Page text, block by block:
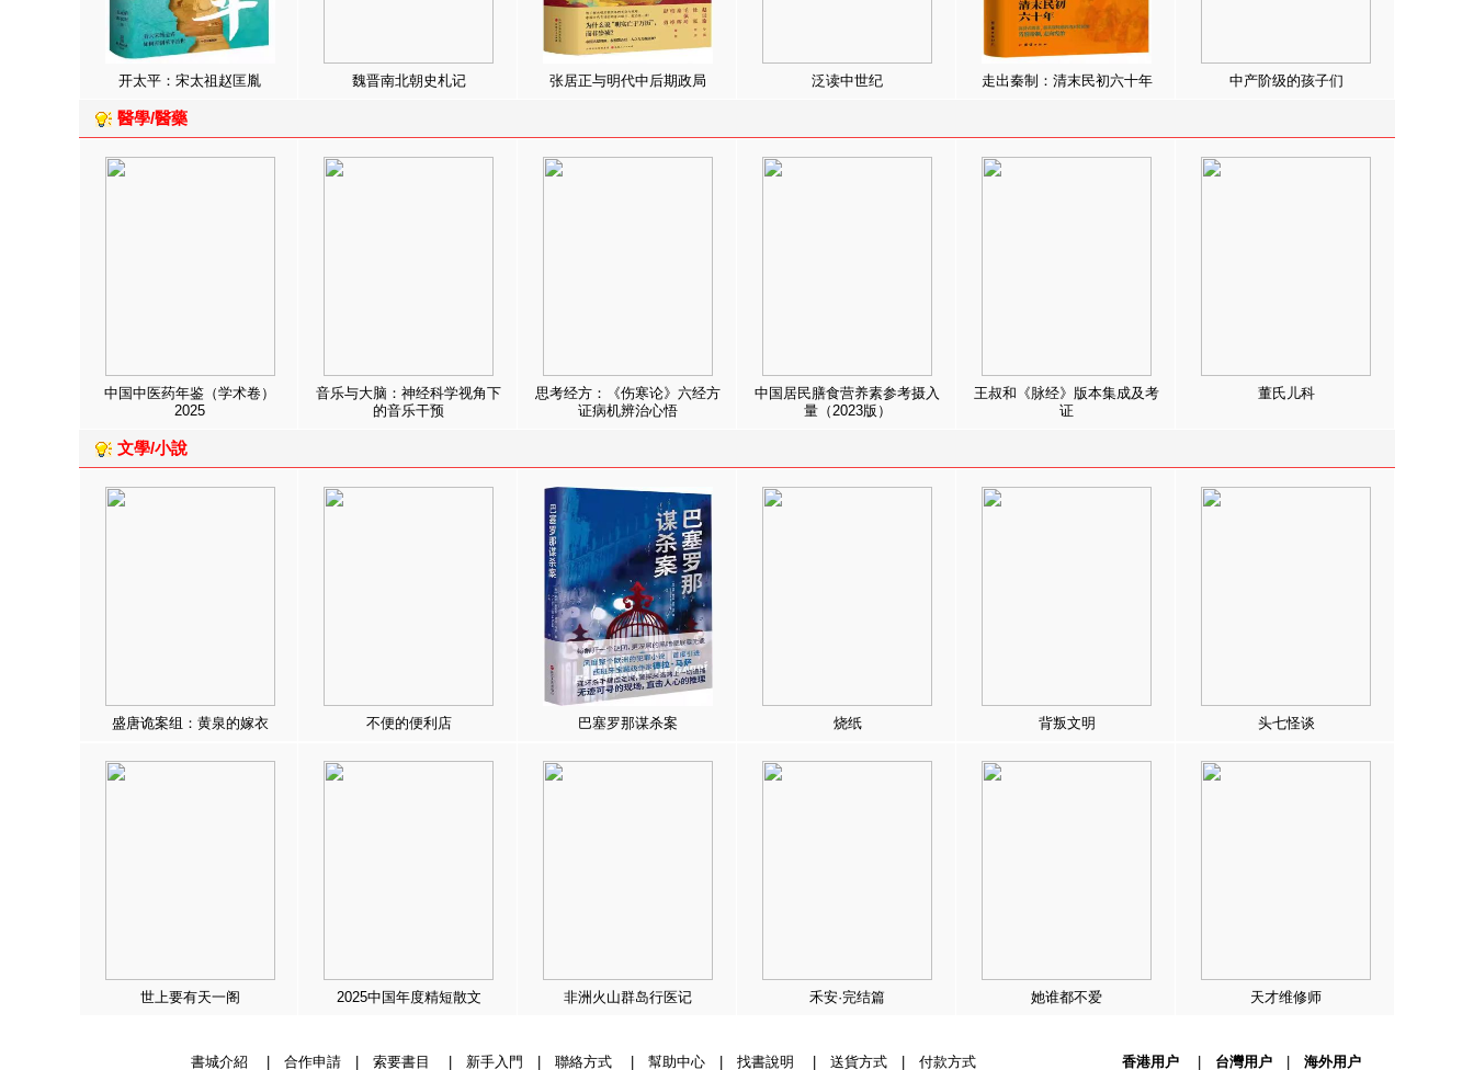
开太平：宋太祖赵匡胤 魏晋南北朝史札记 张居正与明代中后期政局 泛读中世纪 走出秦制：清末民初六十年 中产阶级的孩子们
醫學/醫藥
中国中医药年鉴（学术卷）
2025
音乐与大脑：神经科学视角下
的音乐干预
思考经方：《伤寒论》六经方
证病机辨治心悟
中国居民膳食营养素参考摄入
量（2023版）
王叔和《脉经》版本集成及考
证
董氏儿科
文學/小說
盛唐诡案组：黄泉的嫁衣 不便的便利店 巴塞罗那谋杀案 烧纸 背叛文明 头七怪谈
世上要有天一阁 2025中国年度精短散文 非洲火山群岛行医记 禾安·完结篇 她谁都不爱 天才维修师
書城介紹 合作申請| 索要書目 新手入門 聯絡方式| 幫助中心| 找書說明 送貨方式| 付款方式 香港用户| 台灣用户| 海外用户